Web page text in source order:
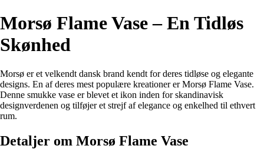
Morsø Flame Vase – En Tidløs
Skønhed
Morsø er et velkendt dansk brand kendt for deres tidløse og elegante
designs. En af deres mest populære kreationer er Morsø Flame Vase.
Denne smukke vase er blevet et ikon inden for skandinavisk
designverdenen og tilføjer et strejf af elegance og enkelhed til ethvert
rum.
Detaljer om Morsø Flame Vase